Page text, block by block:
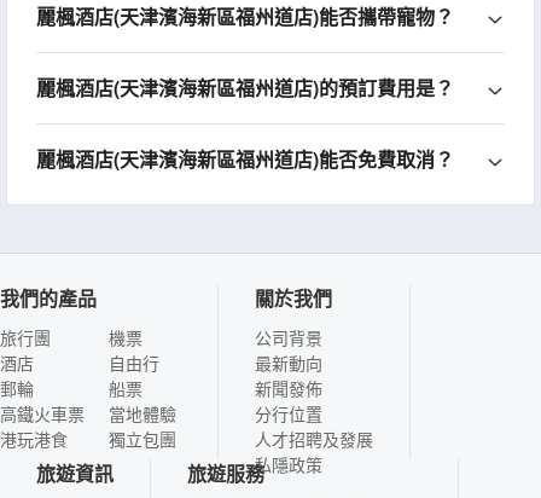
麗楓酒店(天津濱海新區福州道店)能否攜帶寵物？
麗楓酒店(天津濱海新區福州道店)的預訂費用是？
麗楓酒店(天津濱海新區福州道店)能否免費取消？
我們的產品
旅行團
酒店
郵輪
高鐵火車票
港玩港食
機票
自由行
船票
當地體驗
獨立包團
關於我們
公司背景
最新動向
新聞發佈
分行位置
人才招聘及發展
私隱政策
旅遊資訊 旅遊服務